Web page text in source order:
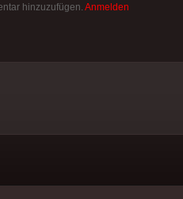
hinzuzufügen. Anmelden